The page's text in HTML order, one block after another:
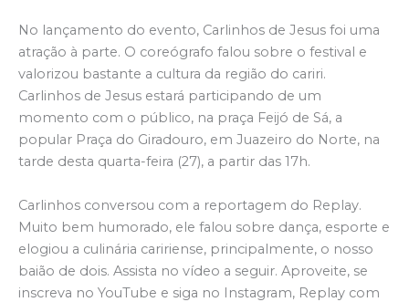
No lançamento do evento, Carlinhos de Jesus foi uma
atração à parte. O coreógrafo falou sobre o festival e
valorizou bastante a cultura da região do cariri.
Carlinhos de Jesus estará participando de um
momento com o público, na praça Feijó de Sá, a
popular Praça do Giradouro, em Juazeiro do Norte, na
tarde desta quarta-feira (27), a partir das 17h.
Carlinhos conversou com a reportagem do Replay.
Muito bem humorado, ele falou sobre dança, esporte e
elogiou a culinária caririense, principalmente, o nosso
baião de dois. Assista no vídeo a seguir. Aproveite, se
inscreva no YouTube e siga no Instagram, Replay com